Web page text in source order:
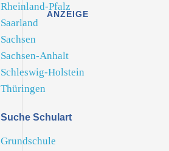
Rheinland-Pfalz
Saarland
Sachsen
Sachsen-Anhalt
Schleswig-Holstein
Thüringen
Suche Schulart
Grundschule
ANZEIGE